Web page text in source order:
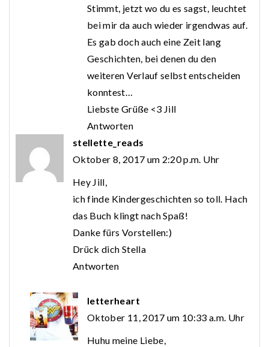
Stimmt, jetzt wo du es sagst, leuchtet
bei mir da auch wieder irgendwas auf.
Es gab doch auch eine Zeit lang
Geschichten, bei denen du den
weiteren Verlauf selbst entscheiden
konntest…
Liebste Grüße <3 Jill
Antworten
stellette_reads
Oktober 8, 2017 um 2:20 p.m. Uhr
Hey Jill,
ich finde Kindergeschichten so toll. Hach
das Buch klingt nach Spaß!
Danke fürs Vorstellen:)
Drück dich Stella
Antworten
letterheart
Oktober 11, 2017 um 10:33 a.m. Uhr
Huhu meine Liebe,